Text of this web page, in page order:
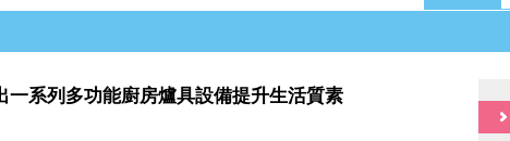
系列多功能廚房爐具設備提升生活質素